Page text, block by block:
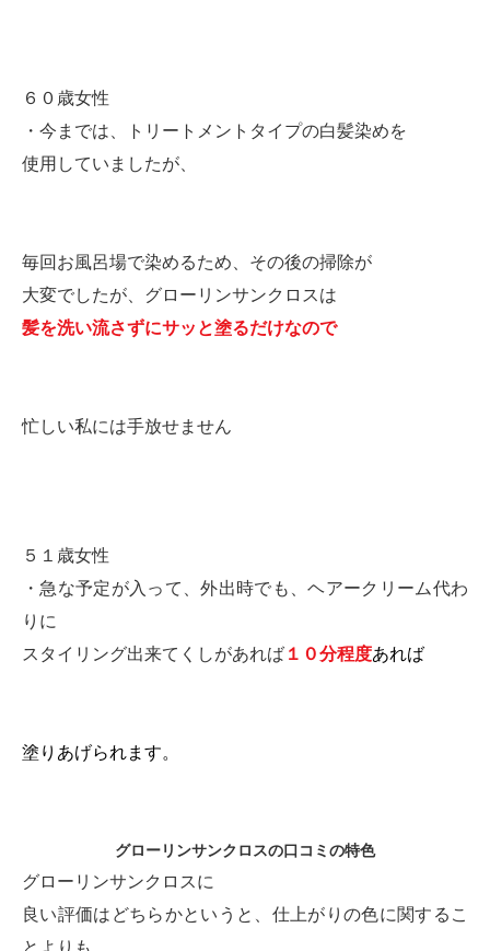
６０歳女性
・今までは、トリートメントタイプの白髪染めを
使用していましたが、
毎回お風呂場で染めるため、その後の掃除が
大変でしたが、グローリンサンクロスは
髪を洗い流さずにサッと塗るだけなので
忙しい私には手放せません
５１歳女性
・急な予定が入って、外出時でも、ヘアークリーム代わ
りに
スタイリング出来てくしがあれば １０分程度あれば
塗りあげられます。
グローリンサンクロスの口コミの特色
グローリンサンクロスに
良い評価はどちらかというと、仕上がりの色に関するこ
とよりも